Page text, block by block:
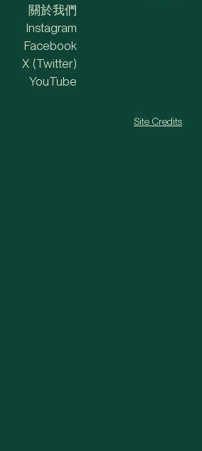
關於我們
Instagram
Facebook
X (Twitter)
YouTube
Site Credits